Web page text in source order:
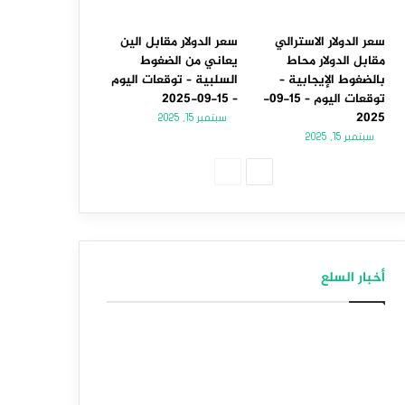
سعر الدولار الاسترالي
مقابل الدولار محاط
بالضغوط الإيجابية –
توقعات اليوم – 15-09-
2025
سبتمبر 15, 2025
سعر الدولار مقابل الين
يعاني من الضغوط
السلبية – توقعات اليوم
– 15-09-2025
سبتمبر 15, 2025
أخبار السلع